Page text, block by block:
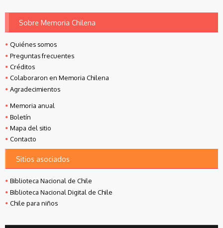
Sobre Memoria Chilena
Quiénes somos
Preguntas frecuentes
Créditos
Colaboraron en Memoria Chilena
Agradecimientos
Memoria anual
Boletín
Mapa del sitio
Contacto
Sitios asociados
Biblioteca Nacional de Chile
Biblioteca Nacional Digital de Chile
Chile para niños